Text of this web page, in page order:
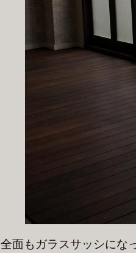
全面もガラスサッシにな